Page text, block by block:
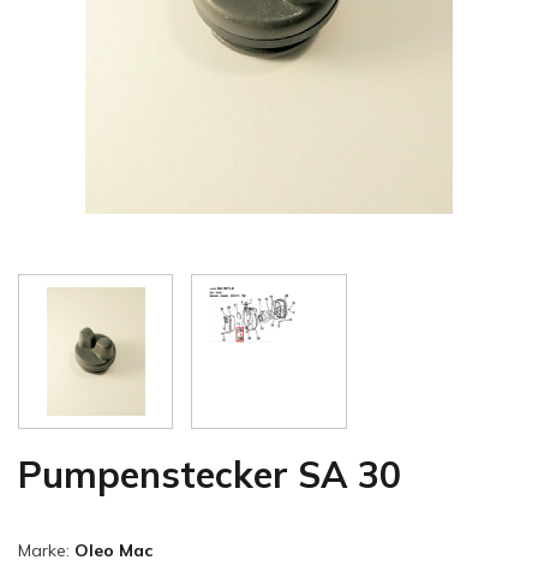
Pumpenstecker SA 30
Marke: Oleo Mac